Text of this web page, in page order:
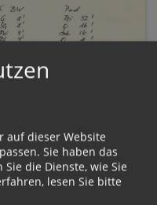
im
auf dieser Website
Sie haben das
die Dienste, wie Sie
lesen Sie bitte